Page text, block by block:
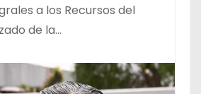
a los Recursos del
de la…